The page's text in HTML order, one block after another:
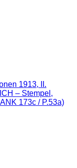
1913, II.
– Stempel,
173c / P.53a)